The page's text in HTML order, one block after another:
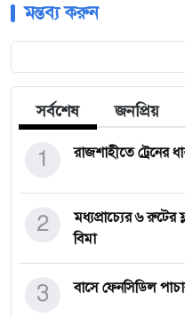
মন্তব্য করুন
সর্বশেষ জনপ্রিয়
রাজশাহীতে ট্রেনের
1
মধ্যপ্রাচ্যের ৬ রুটের
বিমা
2
বাসে ফেনসিডিল
3